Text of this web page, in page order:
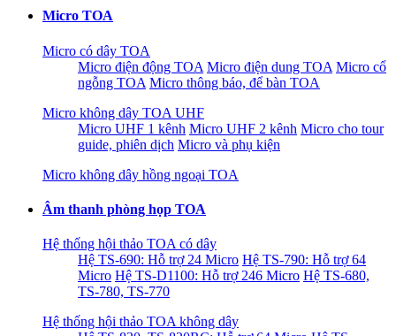
Micro TOA
Micro có dây TOA
Micro điện động TOA Micro điện dung TOA Micro cổ
ngỗng TOA Micro thông báo, để bàn TOA
Micro không dây TOA UHF
Micro UHF 1 kênh Micro UHF 2 kênh Micro cho tour
guide, phiên dịch Micro và phụ kiện
Micro không dây hồng ngoại TOA
Âm thanh phòng họp TOA
Hệ thống hội thảo TOA có dây
Hệ TS-690: Hỗ trợ 24 Micro Hệ TS-790: Hỗ trợ 64
Micro Hệ TS-D1100: Hỗ trợ 246 Micro Hệ TS-680,
TS-780, TS-770
Hệ thống hội thảo TOA không dây